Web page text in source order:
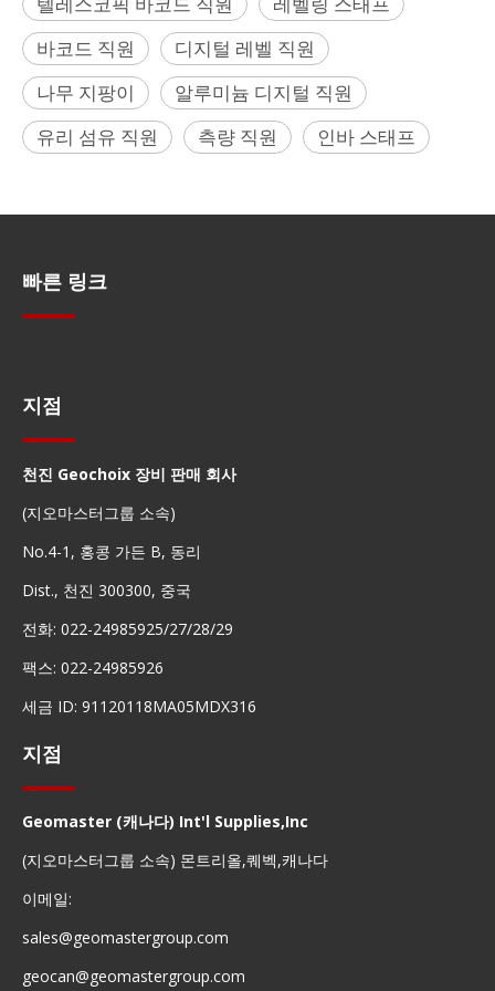
바코드 직원
디지털 레벨 직원
나무 지팡이
알루미늄 디지털 직원
유리 섬유 직원
측량 직원 인바 스태프
빠른 링크
지점
천진 Geochoix 장비 판매 회사
(지오마스터그룹 소속)
No.4-1, 홍콩 가든 B, 동리
Dist., 천진 300300, 중국
전화: 022-24985925/27/28/29
팩스: 022-24985926
세금 ID: 91120118MA05MDX316
지점
Geomaster (캐나다) Int'l Supplies,Inc
(지오마스터그룹 소속) 몬트리올,퀘벡,캐나다
이메일:
sales@geomastergroup.com
geocan@geomastergroup.com